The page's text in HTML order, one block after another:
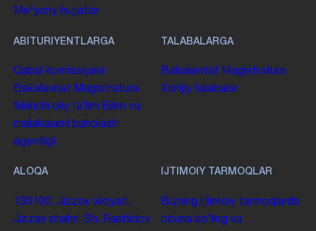
Me'yoriy hujjatlar
ABITURIYENTLARGA
Qabul komissiyasi
Bakalavriat Magistratura
Ikkinchi oliy taʼlim Bilim va
malakalarni baholash
agentligi
TALABALARGA
Bakalavriat Magistratura
Xorijiy talabalar
ALOQA
130100. Jizzax viloyati,
Jizzax shahri, Sh. Rashidov
IJTIMOIY TARMOQLAR
Bizning ijtimoiy tarmoqlarda
obuna boʻling va